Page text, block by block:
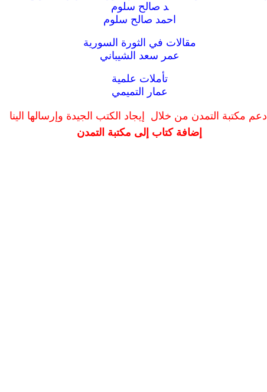
د صالح سلوم
احمد صالح سلوم
مقالات في الثورة السورية
عمر سعد الشيباني
تأملات علمية
عمار التميمي
ادعم مكتبة التمدن من خلال إيجاد الكتب الجيدة وإرسالها الينا
إضافة كتاب إلى مكتبة التمدن